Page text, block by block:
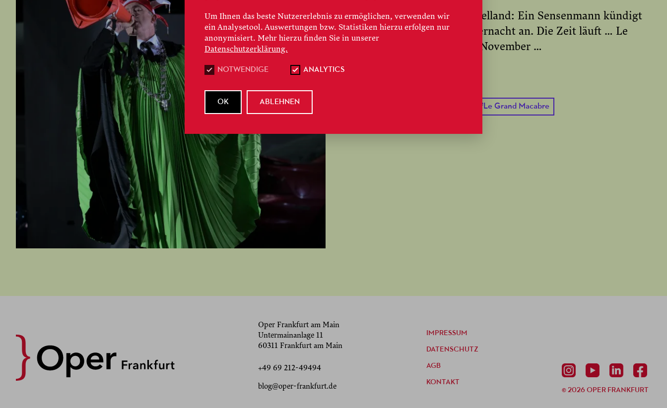
Endzeitstimmung in Breughelland: Ein Sensenmann kündigt
den Weltuntergang für Mitternacht an. Die Zeit läuft … Le
Grand Macabre feiert am 5. November …
#Le Grand Macabre
Oper Frankfurt am Main
Untermainanlage 11
60311 Frankfurt am Main
+49 69 212-49494
blog@oper-frankfurt.de
IMPRESSUM
DATENSCHUTZ
AGB
KONTAKT
© 2026 OPER FRANKFURT
Um Ihnen das beste Nutzererlebnis zu ermöglichen, verwenden wir
ein Analysetool. Auswertungen bzw. Statistiken hierzu erfolgen nur
anonymisiert. Mehr hierzu finden Sie in unserer
Datenschutzerklärung.
NOTWENDIGE ANALYTICS
OK ABLEHNEN